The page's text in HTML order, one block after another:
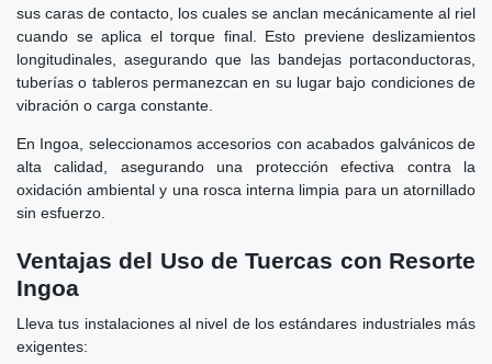
sus caras de contacto, los cuales se anclan mecánicamente al riel
cuando se aplica el torque final. Esto previene deslizamientos
longitudinales, asegurando que las bandejas portaconductoras,
tuberías o tableros permanezcan en su lugar bajo condiciones de
vibración o carga constante.
En Ingoa, seleccionamos accesorios con acabados galvánicos de
alta calidad, asegurando una protección efectiva contra la
oxidación ambiental y una rosca interna limpia para un atornillado
sin esfuerzo.
Ventajas del Uso de Tuercas con Resorte
Ingoa
Lleva tus instalaciones al nivel de los estándares industriales más
exigentes: